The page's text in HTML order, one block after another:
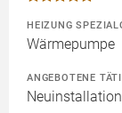
HEIZUNG
Wärmepumpe
ANGEBOTENE